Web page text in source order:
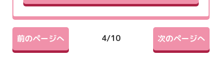
前のページへ 次のページへ
4/10